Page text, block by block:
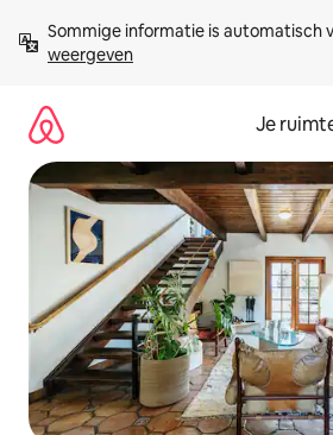
direct
naar
Sommige informatie is automatisch
weergeven
Je